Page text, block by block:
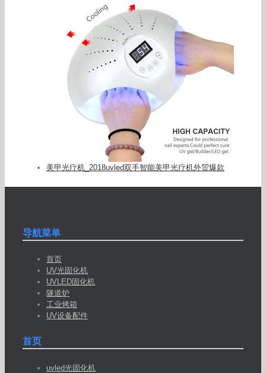
美甲光疗机_2018uvled双手智能美甲光疗机外贸爆款
导航菜单
首页
UV光固化机
UVLED固化机
隧道炉
工业烤箱
UV设备配件
首页
uvled光固化机